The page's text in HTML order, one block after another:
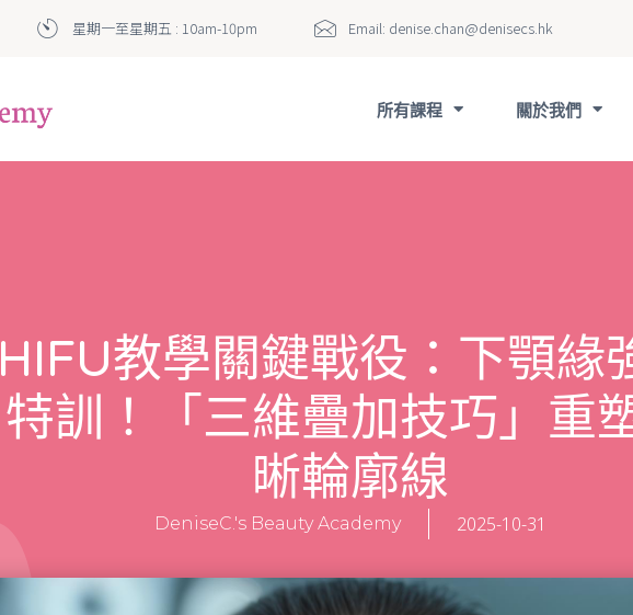
星期一至星期五 : 10am-10pm Email: denise.chan@denisecs.hk
所有課程 關於我們
HIFU教學關鍵戰役：下顎緣
特訓！「三維疊加技巧」重
晰輪廓線
DeniseC.'s Beauty Academy 2025-10-31